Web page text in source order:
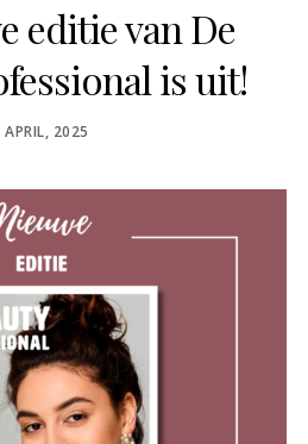
editie van De
is uit!
APRIL, 2025